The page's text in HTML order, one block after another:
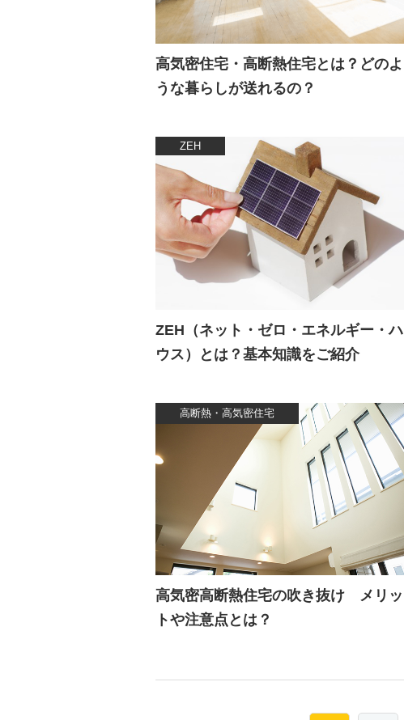
高気密住宅・高断熱住宅とは？どのよ
うな暮らしが送れるの？
ZEH
ZEH（ネット・ゼロ・エネルギー・ハ
ウス）とは？基本知識をご紹介
高断熱・高気密住宅
高気密高断熱住宅の吹き抜け メリッ
トや注意点とは？